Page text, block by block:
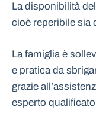
La disponibilità
cioè reperibile sia
La famiglia è
e pratica da
grazie
esperto